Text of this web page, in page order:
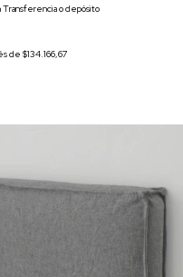
Transferencia o depósito
de $134.166,67